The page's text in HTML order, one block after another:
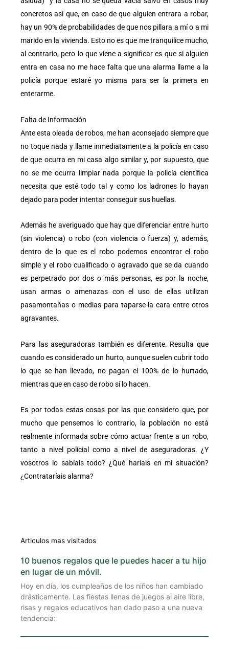
concretos así que, en caso de que alguien entrara a robar,
hay un 90% de probabilidades de que nos pillara a mí o a mi
marido en la vivienda. Esto no es que me tranquilice mucho,
al contrario, pero lo que viene a significar es que si alguien
entra en casa no me hace falta que una alarma llame a la
policía porque estaré yo misma para ser la primera en
enterarme.
Falta de Información
Ante esta oleada de robos, me han aconsejado siempre que
no toque nada y llame inmediatamente a la policía en caso
de que ocurra en mi casa algo similar y, por supuesto, que
no se me ocurra limpiar nada porque la policía científica
necesita que esté todo tal y como los ladrones lo hayan
dejado para poder intentar conseguir sus huellas.
Además he averiguado que hay que diferenciar entre hurto
(sin violencia) o robo (con violencia o fuerza) y, además,
dentro de lo que es el robo podemos encontrar el robo
simple y el robo cualificado o agravado que se da cuando
es perpetrado por dos o más personas, es por la noche,
usan armas o amenazas con el uso de ellas utilizan
pasamontañas o medias para taparse la cara entre otros
agravantes.
Para las aseguradoras también es diferente. Resulta que
cuando es considerado un hurto, aunque suelen cubrir todo
lo que se han llevado, no pagan el 100% de lo hurtado,
mientras que en caso de robo sí lo hacen.
Es por todas estas cosas por las que considero que, por
mucho que pensemos lo contrario, la población no está
realmente informada sobre cómo actuar frente a un robo,
tanto a nivel policial como a nivel de aseguradoras. ¿Y
vosotros lo sabíais todo? ¿Qué haríais en mi situación?
¿Contrataríais alarma?
Articulos mas visitados
10 buenos regalos que le puedes hacer a tu hijo
en lugar de un móvil.
Hoy en día, los cumpleaños de los niños han cambiado
drásticamente. Las fiestas llenas de juegos al aire libre,
risas y regalos educativos han dado paso a una nueva
tendencia: